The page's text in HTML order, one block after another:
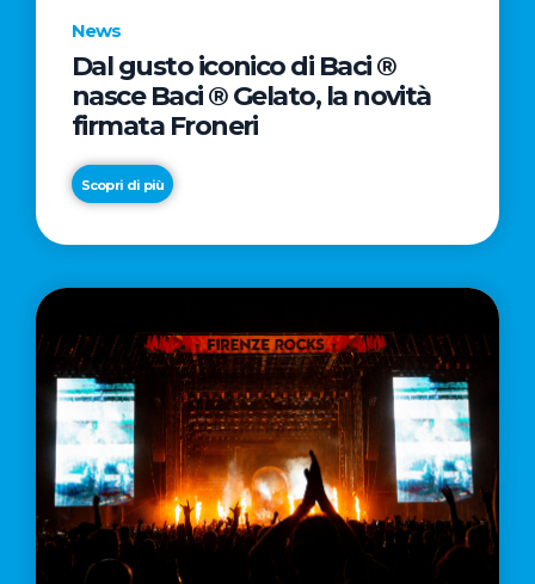
News
Dal gusto iconico di Baci ®
nasce Baci ® Gelato, la novità
firmata Froneri
Scopri di più